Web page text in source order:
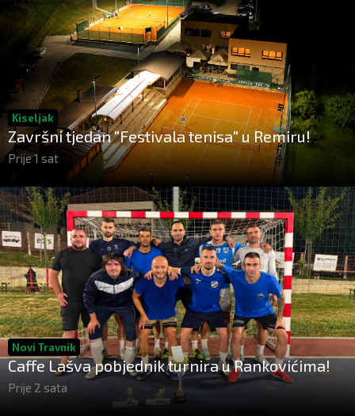
Kiseljak
Završni tjedan "Festivala tenisa" u Remiru!
Prije 1 sat
Novi Travnik
Caffe Lašva pobjednik turnira u Rankovićima!
Prije 2 sata